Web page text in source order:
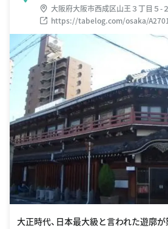
大阪府大阪市西成区山王３丁目５-
https://tabelog.com/osaka/
大正時代、日本最大級と言われた遊廓が